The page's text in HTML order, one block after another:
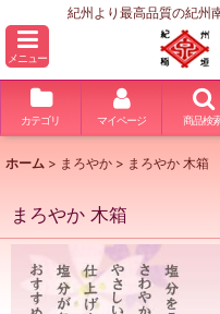
紀州より最高品質の紀州
メニュー
カテゴリ マイページ 商品検
ホーム > まろやか > まろやか 木箱
まろやか 木箱